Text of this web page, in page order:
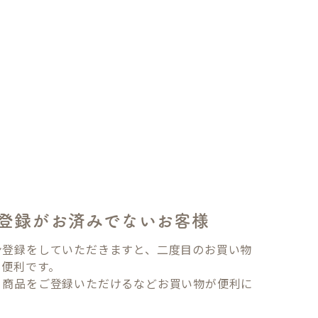
録がお済みでないお客様
録をしていただきますと、二度目のお買い物
利です。
品をご登録いただけるなどお買い物が便利に